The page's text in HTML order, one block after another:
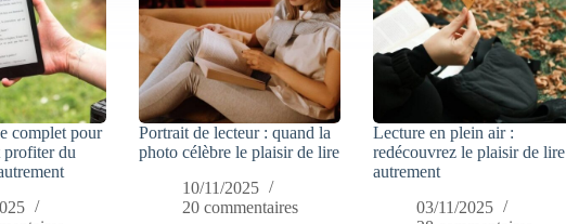
complet pour
profiter du
Portrait de lecteur : quand la
photo célèbre le plaisir de lire
10/11/2025
20 commentaires
Lecture en plein air :
redécouvrez le plaisir de lire
autrement
03/11/2025